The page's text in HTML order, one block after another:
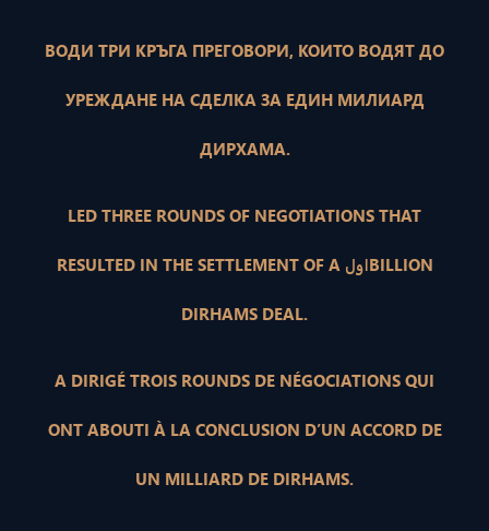
ВОДИ ТРИ КРЪГА ПРЕГОВОРИ, КОИТО ВОДЯТ ДО
УРЕЖДАНЕ НА СДЕЛКА ЗА ЕДИН МИЛИАРД
ДИРХАМА.
LED THREE ROUNDS OF NEGOTIATIONS THAT
RESULTED IN THE SETTLEMENT OF A اولBILLION
DIRHAMS DEAL.
A DIRIGÉ TROIS ROUNDS DE NÉGOCIATIONS QUI
ONT ABOUTI À LA CONCLUSION D’UN ACCORD DE
UN MILLIARD DE DIRHAMS.